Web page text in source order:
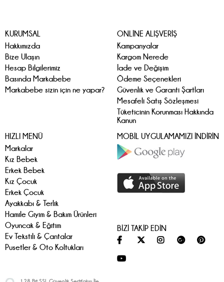
KURUMSAL
Hakkımızda
Bize Ulaşın
Hesap Bilgilerimiz
Basında Markabebe
Markabebe sizin için ne yapar?
ONLİNE ALIŞVERİŞ
Kampanyalar
Kargom Nerede
İade ve Değişim
Ödeme Seçenekleri
Güvenlik ve Garanti Şartları
Mesafeli Satış Sözleşmesi
Tüketicinin Korunması Hakkında
Kanun
HIZLI MENÜ
Markalar
Kız Bebek
Erkek Bebek
Kız Çocuk
Erkek Çocuk
Ayakkabı & Terlik
Hamile Giyim & Bakım Ürünleri
Oyuncak & Eğitim
Ev Tekstili & Çantalar
Pusetler & Oto Koltukları
MOBİL UYGULAMAMIZI İNDİRİN
BİZİ TAKİP EDİN